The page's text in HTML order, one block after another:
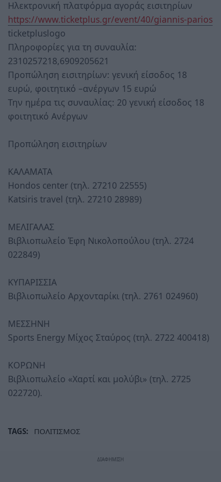
Ηλεκτρονική πλατφόρμα αγοράς εισιτηρίων
https://www.ticketplus.gr/event/40/giannis-parios
ticketpluslogo
Πληροφορίες για τη συναυλία:
2310257218,6909205621
Προπώληση εισιτηρίων: γενική είσοδος 18
ευρώ, φοιτητικό –ανέργων 15 ευρώ
Την ημέρα τις συναυλίας: 20 γενική είσοδος 18
φοιτητικό Ανέργων
Προπώληση εισιτηρίων
ΚΑΛΑΜΑΤΑ
Hondos center (τηλ. 27210 22555)
Katsiris travel (τηλ. 27210 28989)
ΜΕΛΙΓΑΛΑΣ
Βιβλιοπωλείο Έφη Νικολοπούλου (τηλ. 2724
022849)
ΚΥΠΑΡΙΣΣΙΑ
Βιβλιοπωλείο Αρχονταρίκι (τηλ. 2761 024960)
ΜΕΣΣΗΝΗ
Sports Energy Μίχος Σταύρος (τηλ. 2722 400418)
ΚΟΡΩΝΗ
Βιβλιοπωλείο «Χαρτί και μολύβι» (τηλ. 2725
022720).
TAGS: ΠΟΛΙΤΙΣΜΟΣ